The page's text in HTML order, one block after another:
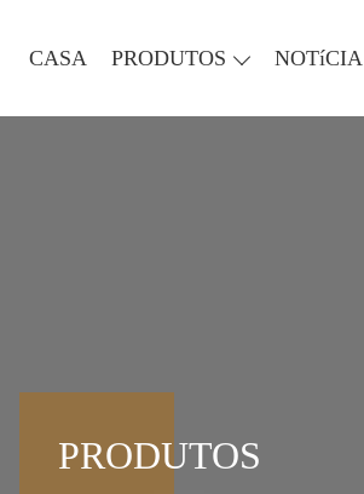
CASA PRODUTOS NOTíCIA
PRODUTOS